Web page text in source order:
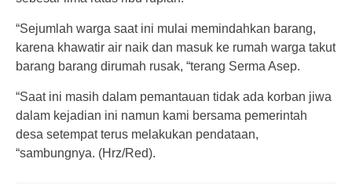
“Sejumlah warga saat ini mulai memindahkan barang,
karena khawatir air naik dan masuk ke rumah warga takut
barang barang dirumah rusak, “terang Serma Asep.
“Saat ini masih dalam pemantauan tidak ada korban jiwa
dalam kejadian ini namun kami bersama pemerintah
desa setempat terus melakukan pendataan,
“sambungnya. (Hrz/Red).